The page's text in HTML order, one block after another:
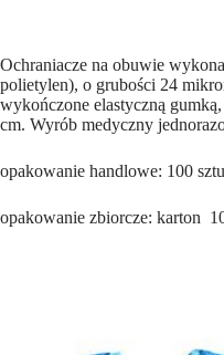
Ochraniacze na obuwie
polietylen), o grubości 24
wykończone elastyczną
cm. Wyrób medyczny
opakowanie handlowe: 100
opakowanie zbiorcze: karton